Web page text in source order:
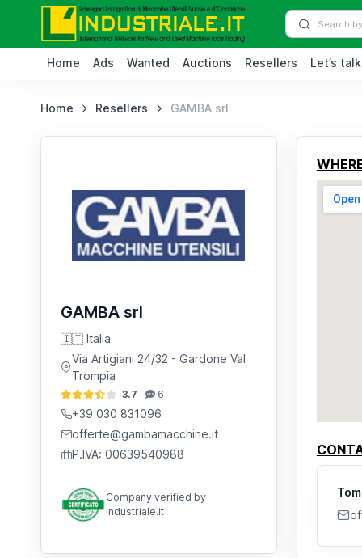
Home Ads Wanted Auctions Resellers Let’s
Home Resellers GAMBA srl
GAMBA srl
🇮🇹 Italia
Via Artigiani 24/32 - Gardone Val
Trompia
3.7 6
+39 030 831096
offerte@gambamacchine.it
P.IVA: 00639540988
Company verified by
industriale.it